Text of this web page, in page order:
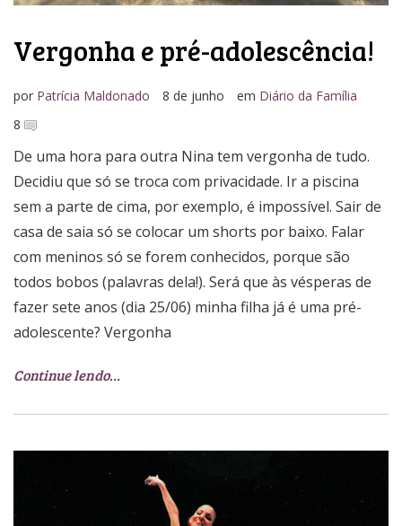
Vergonha e pré-adolescência!
por Patrícia Maldonado 8 de junho em Diário da Família
8
De uma hora para outra Nina tem vergonha de tudo.
Decidiu que só se troca com privacidade. Ir a piscina
sem a parte de cima, por exemplo, é impossível. Sair de
casa de saia só se colocar um shorts por baixo. Falar
com meninos só se forem conhecidos, porque são
todos bobos (palavras dela!). Será que às vésperas de
fazer sete anos (dia 25/06) minha filha já é uma pré-
adolescente? Vergonha
Continue lendo…